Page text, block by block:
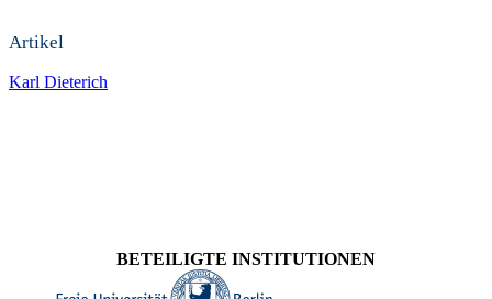
Artikel
Karl Dieterich
BETEILIGTE INSTITUTIONEN